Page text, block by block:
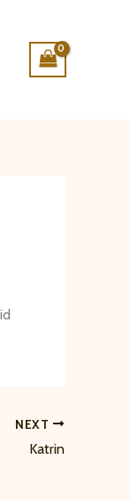
NEXT
Katrin